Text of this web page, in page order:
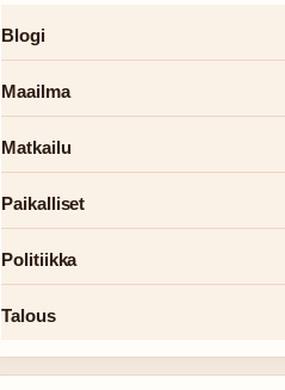
Blogi
Maailma
Matkailu
Paikalliset
Politiikka
Talous